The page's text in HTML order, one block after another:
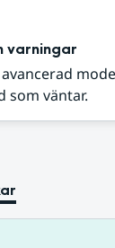
varningar
som väntar.